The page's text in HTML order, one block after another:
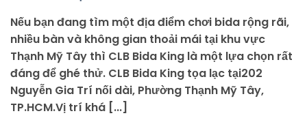
Nếu bạn đang tìm một địa điểm chơi bida rộng rãi,
nhiều bàn và không gian thoải mái tại khu vực
Thạnh Mỹ Tây thì CLB Bida King là một lựa chọn rất
đáng để ghé thử. CLB Bida King tọa lạc tại202
Nguyễn Gia Trí nối dài, Phường Thạnh Mỹ Tây,
TP.HCM.Vị trí khá [...]